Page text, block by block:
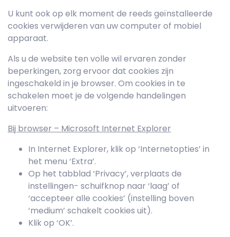
U kunt ook op elk moment de reeds geïnstalleerde
cookies verwijderen van uw computer of mobiel
apparaat.
Als u de website ten volle wil ervaren zonder
beperkingen, zorg ervoor dat cookies zijn
ingeschakeld in je browser. Om cookies in te
schakelen moet je de volgende handelingen
uitvoeren:
Bij browser – Microsoft Internet Explorer
In Internet Explorer, klik op ‘Internetopties’ in
het menu ‘Extra’.
Op het tabblad ‘Privacy’, verplaats de
instellingen- schuifknop naar ‘laag’ of
‘accepteer alle cookies’ (instelling boven
‘medium’ schakelt cookies uit).
Klik op ‘OK’.